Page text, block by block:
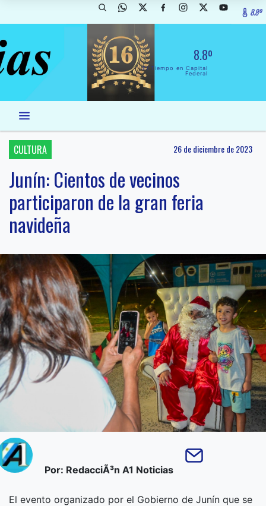
8.8º
8.8º
El Tiempo en Capital
Federal
CULTURA 26 de diciembre de 2023
Junín: Cientos de vecinos
participaron de la gran feria
navideña
Por: RedacciÃ³n A1 Noticias
El evento organizado por el Gobierno de Junín que se